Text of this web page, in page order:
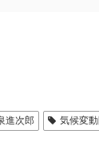
進次郎 気候変